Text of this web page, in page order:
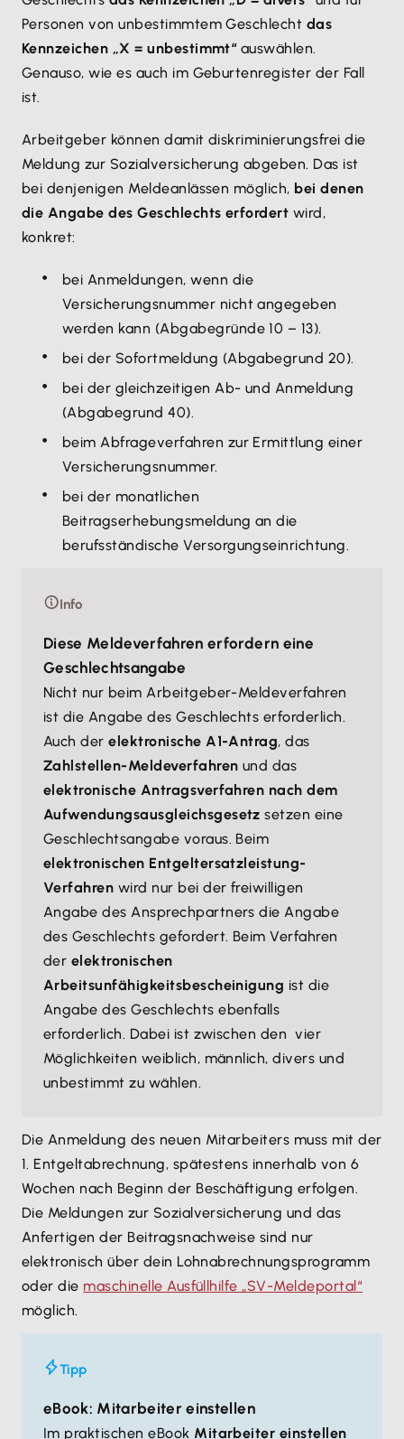
Personen von unbestimmtem Geschlecht das
Kennzeichen „X = unbestimmt“ auswählen.
Genauso, wie es auch im Geburtenregister der Fall
ist.
Arbeitgeber können damit diskriminierungsfrei die
Meldung zur Sozialversicherung abgeben. Das ist
bei denjenigen Meldeanlässen möglich, bei denen
die Angabe des Geschlechts erfordert wird,
konkret:
bei Anmeldungen, wenn die
Versicherungsnummer nicht angegeben
werden kann (Abgabegründe 10 – 13).
bei der Sofortmeldung (Abgabegrund 20).
bei der gleichzeitigen Ab- und Anmeldung
(Abgabegrund 40).
beim Abfrageverfahren zur Ermittlung einer
Versicherungsnummer.
bei der monatlichen
Beitragserhebungsmeldung an die
berufsständische Versorgungseinrichtung.
Info
Diese Meldeverfahren erfordern eine
Geschlechtsangabe
Nicht nur beim Arbeitgeber-Meldeverfahren
ist die Angabe des Geschlechts erforderlich.
Auch derelektronische A1-Antrag, das
Zahlstellen-Meldeverfahren und das
elektronische Antragsverfahren nach dem
Aufwendungsausgleichsgesetz setzen eine
Geschlechtsangabe voraus. Beim
elektronischen Entgeltersatzleistung-
Verfahren wird nur bei der freiwilligen
Angabe des Ansprechpartners die Angabe
des Geschlechts gefordert. Beim Verfahren
der elektronischen
Arbeitsunfähigkeitsbescheinigung ist die
Angabe des Geschlechts ebenfalls
erforderlich. Dabei ist zwischen den vier
Möglichkeiten weiblich, männlich, divers und
unbestimmt zu wählen.
Die Anmeldung des neuen Mitarbeiters muss mit der
1. Entgeltabrechnung, spätestens innerhalb von 6
Wochen nach Beginn der Beschäftigung erfolgen.
Die Meldungen zur Sozialversicherung und das
Anfertigen der Beitragsnachweise sind nur
elektronisch über dein Lohnabrechnungsprogramm
oder die maschinelle Ausfüllhilfe „SV-Meldeportal“
möglich.
Tipp
eBook: Mitarbeiter einstellen
Im praktischen eBook Mitarbeiter einstellen